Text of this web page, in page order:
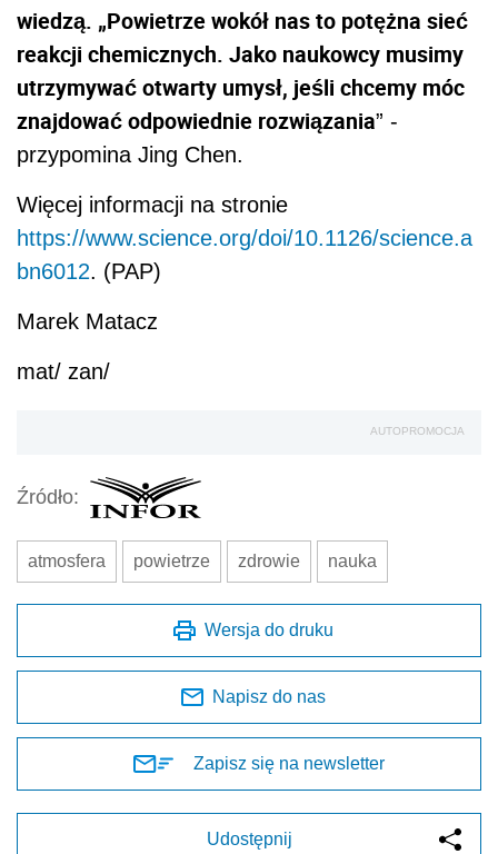
wiedzą. „Powietrze wokół nas to potężna sieć
reakcji chemicznych. Jako naukowcy musimy
utrzymywać otwarty umysł, jeśli chcemy móc
znajdować odpowiednie rozwiązania” -
przypomina Jing Chen.
Więcej informacji na stronie
https://www.science.org/doi/10.1126/science.a
bn6012. (PAP)
Marek Matacz
mat/ zan/
AUTOPROMOCJA
Źródło:
atmosfera powietrze zdrowie nauka
Wersja do druku
Napisz do nas
Zapisz się na newsletter
Udostępnij